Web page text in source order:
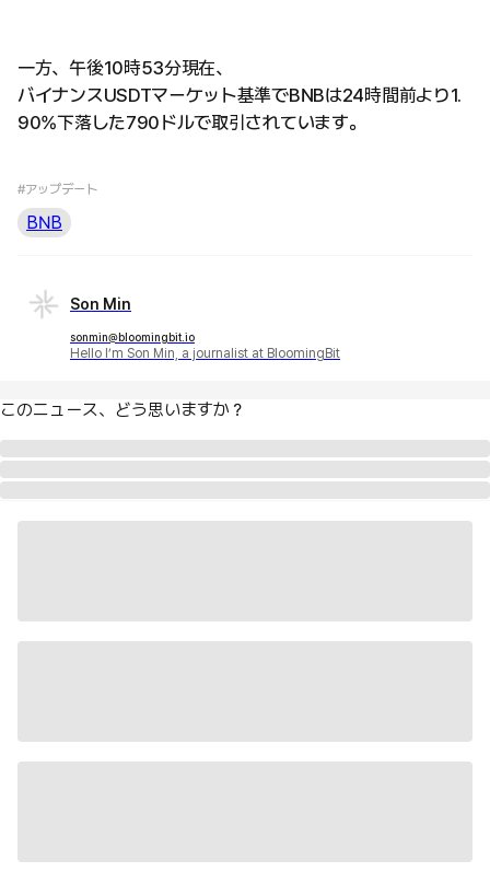
一方、午後10時53分現在、
バイナンスUSDTマーケット基準でBNBは24時間前より1.
90%下落した790ドルで取引されています。
#アップデート
BNB
Son Min
sonmin@bloomingbit.io
Hello I’m Son Min, a journalist at BloomingBit
このニュース、どう思いますか？